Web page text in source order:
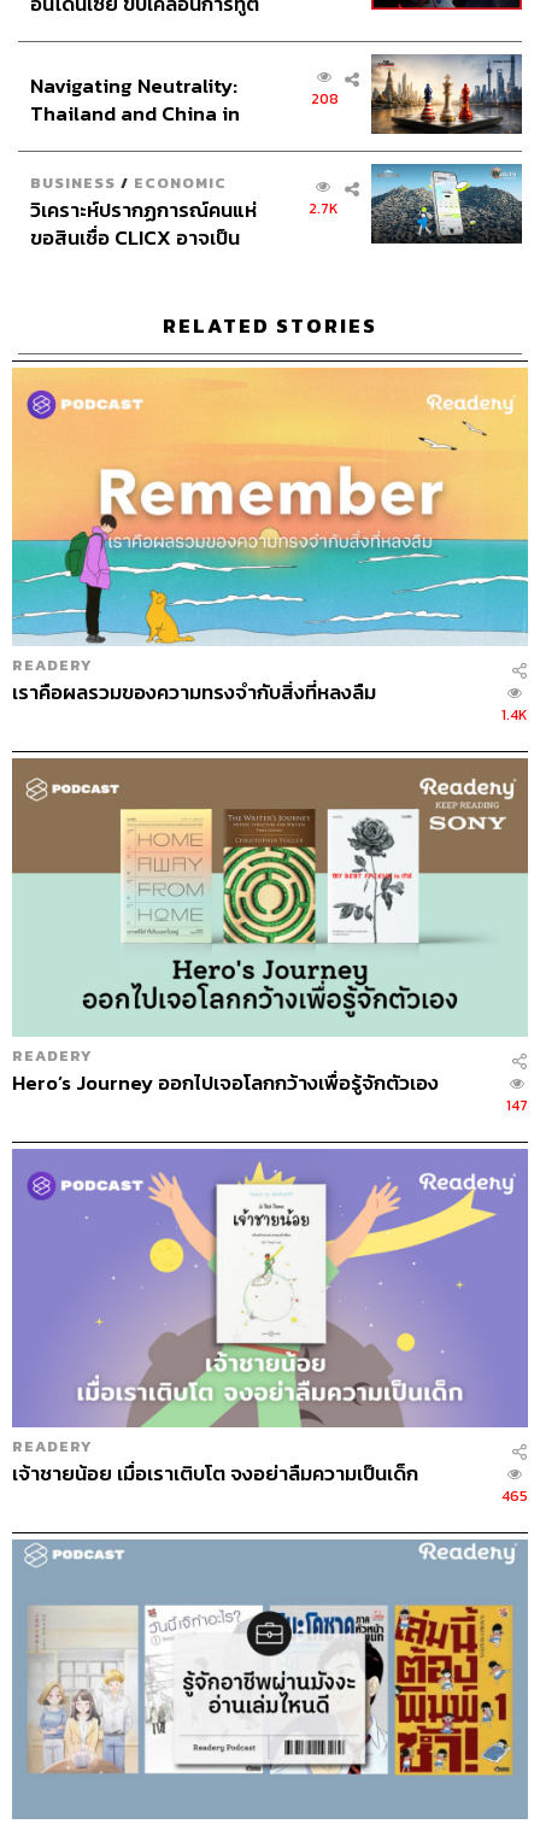
203
ABOUT THE HOST
THE STANDARD PODCAST
ทีมงาน THE STANDARD PODCAST
อินโดนีเซีย
Navigating Neutrality:
Thailand and China in
208
BUSINESS / ECONOMIC
วิเคราะห์ปรากฏการณ์คนแห่
ขอสินเชื่อ CLICX อาจเป็น
2.7K
RELATED STORIES
READERY
เราคือผลรวมของความทรงจำกับสิ่งที่หลงลืม
1.4K
READERY
Hero’s Journey ออกไปเจอโลกกว้างเพื่อรู้จักตัวเอง
147
READERY
เจ้าชายน้อย เมื่อเราเติบโต จงอย่าลืมความเป็นเด็ก
465